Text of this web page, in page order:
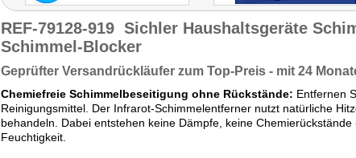
REF-79128-919 Sichler Haushaltsgeräte
Schimmel-Blocker
Geprüfter Versandrückläufer zum Top-Preis - mit 24
Chemiefreie Schimmelbeseitigung ohne Rückstände: Entfernen
Reinigungsmittel. Der Infrarot-Schimmelentferner nutzt natürliche
behandeln. Dabei entstehen keine Dämpfe, keine
Feuchtigkeit.